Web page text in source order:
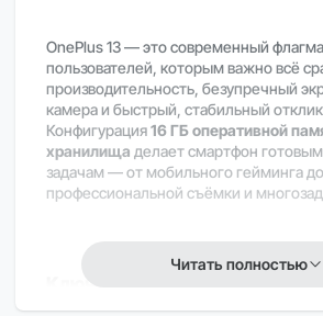
OnePlus 13 — это современный
пользователей, которым важно всё
производительность, безупречный
камера и быстрый, стабильный
Конфигурация16 ГБ оперативной
хранилища делает смартфон
задачам — от мобильного гейминга до
профессиональной съёмки и
Читать полностью